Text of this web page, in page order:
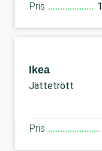
Pris
Ikea
Jättetrött
Pris